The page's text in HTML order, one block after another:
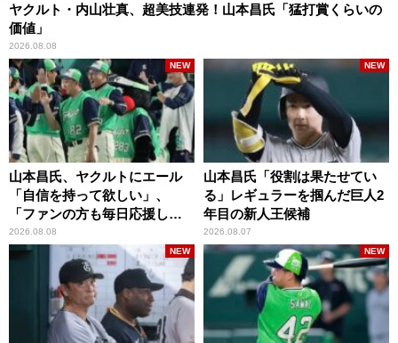
ヤクルト・内山壮真、超美技連発！山本昌氏「猛打賞くらいの
価値」
2026.08.08
山本昌氏、ヤクルトにエール
「自信を持って欲しい」、
「ファンの方も毎日応援して
くれています」
2026.08.08
NEW
山本昌氏「役割は果たせてい
る」レギュラーを掴んだ巨人2
年目の新人王候補
2026.08.07
NEW
NEW NEW